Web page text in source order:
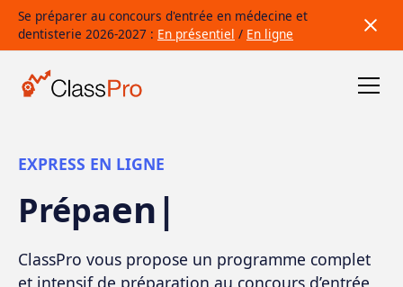
Se préparer au concours d'entrée en médecine et
dentisterie 2026-2027 : En présentiel / En ligne
EXPRESS EN LIGNE
Prépaen juin
ClassPro vous propose un programme complet
et intensif de préparation au concours d’entrée